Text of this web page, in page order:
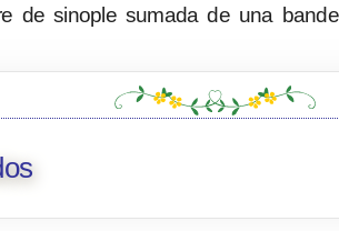
de sinople sumada de una